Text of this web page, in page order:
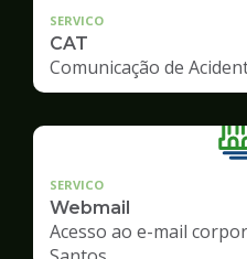
SERVICO
CAT
Comunicação de
SERVICO
Webmail
Acesso ao e-mail